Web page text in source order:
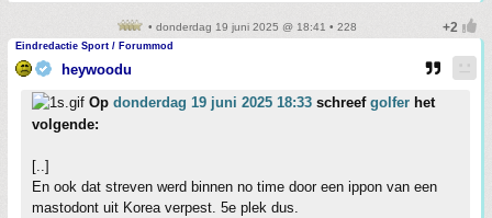
• donderdag 19 juni 2025 @ 18:41 • 228
Eindredactie Sport / Forummod
heywoodu
Op donderdag 19 juni 2025 18:33 schreef golfer het
volgende:
[..]
En ook dat streven werd binnen no time door een ippon van een
mastodont uit Korea verpest. 5e plek dus.